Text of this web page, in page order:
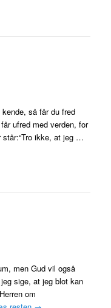
så får du fred
ufred med verden, for
står:“Tro ikke, at jeg …
men Gud vil også
sige, at jeg blot kan
om